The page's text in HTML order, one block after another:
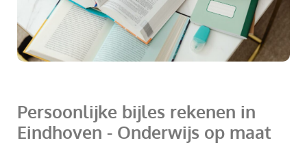
Persoonlijke bijles rekenen in
Eindhoven - Onderwijs op maat